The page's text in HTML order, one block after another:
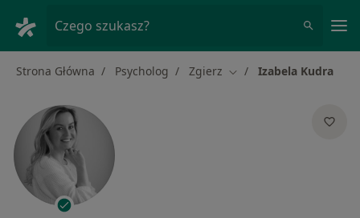
Czego szukasz?
Strona Główna Psycholog Zgierz Zmień miasto
Izabela Kudra